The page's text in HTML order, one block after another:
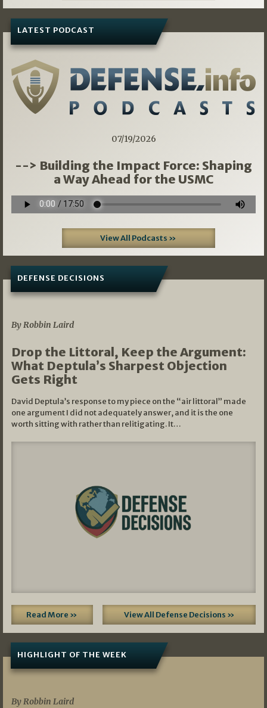
LATEST PODCAST
07/19/2026
--> Building the Impact Force: Shaping
a Way Ahead for the USMC
View All Podcasts »
DEFENSE DECISIONS
By Robbin Laird
Drop the Littoral, Keep the Argument:
What Deptula’s Sharpest Objection
Gets Right
David Deptula’s response to my piece on the “air littoral” made
one argument I did not adequately answer, and it is the one
worth sitting with rather than relitigating. It…
Read More » View All Defense Decisions »
HIGHLIGHT OF THE WEEK
By Robbin Laird